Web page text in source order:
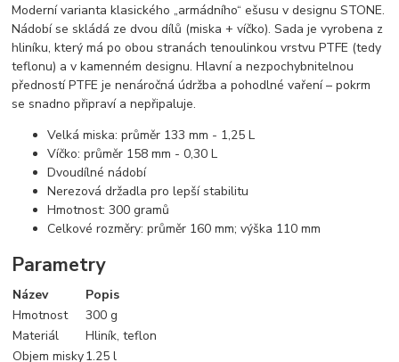
Moderní varianta klasického „armádního“ ešusu v designu STONE.
Nádobí se skládá ze dvou dílů (miska + víčko). Sada je vyrobena z
hliníku, který má po obou stranách tenoulinkou vrstvu PTFE (tedy
teflonu) a v kamenném designu. Hlavní a nezpochybnitelnou
předností PTFE je nenáročná údržba a pohodlné vaření – pokrm
se snadno připraví a nepřipaluje.
Velká miska: průměr 133 mm - 1,25 L
Víčko: průměr 158 mm - 0,30 L
Dvoudílné nádobí
Nerezová držadla pro lepší stabilitu
Hmotnost: 300 gramů
Celkové rozměry: průměr 160 mm; výška 110 mm
Parametry
Název
Popis
Hmotnost
300 g
Materiál
Hliník, teflon
Objem misky1.25 l